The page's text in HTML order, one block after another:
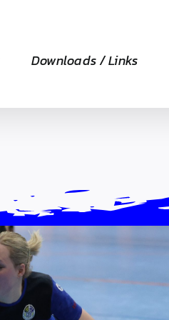
Downloads / Links